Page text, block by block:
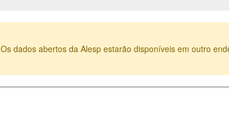
Os dados abertos da Alesp estarão disponíveis em outro